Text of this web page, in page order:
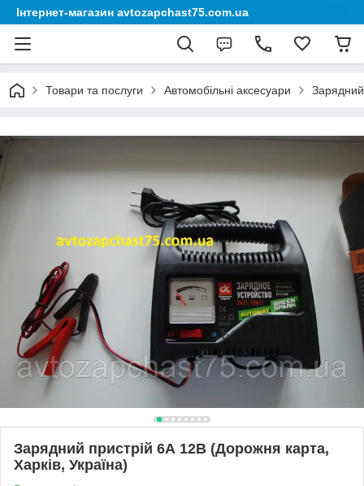
Інтернет-магазин avtozapchast75.com.ua
Товари та послуги Автомобільні аксесуари
Зарядний пристрій 6А 12В (Дорожня карта,
Харків, Україна)